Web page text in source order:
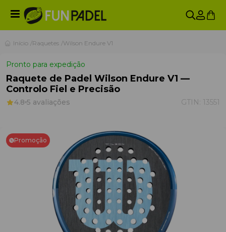
Início Raquetes Wilson Endure V1
Pronto para expedição
Raquete de Padel Wilson Endure V1 —
Controlo Fiel e Precisão
4.8 5 avaliações GTIN: 13551
Promoção